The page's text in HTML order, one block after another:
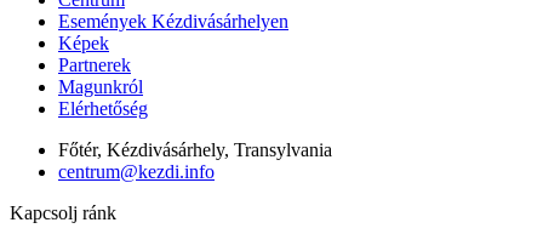
Események Kézdivásárhelyen
Képek
Partnerek
Magunkról
Elérhetőség
Főtér, Kézdivásárhely, Transylvania
centrum@kezdi.info
Kapcsolj ránk